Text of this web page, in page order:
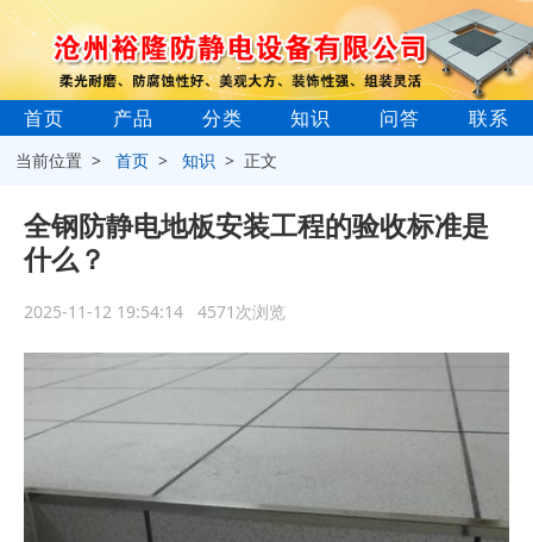
首页 产品 分类 知识 问答 联系
当前位置 >首页 >知识 > 正文
全钢防静电地板安装工程的验收标准是
什么？
2025-11-12 19:54:14 4571次浏览